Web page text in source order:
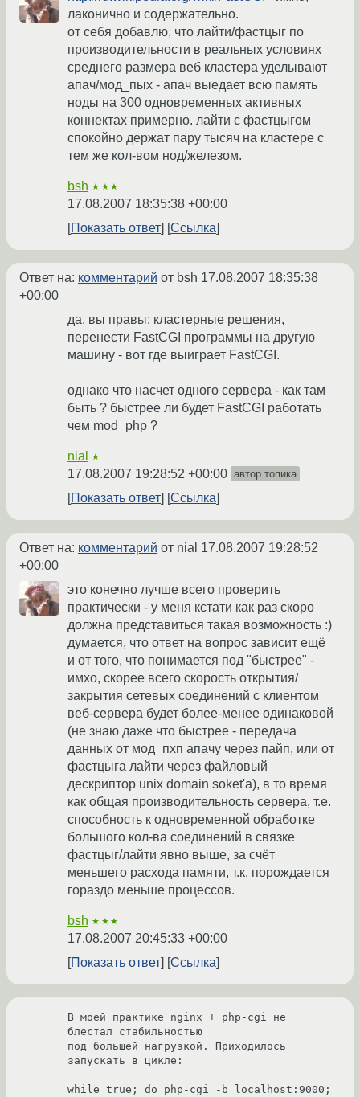
лаконично и содержательно.
от себя добавлю, что лайти/фастцыг по
производительности в реальных условиях
среднего размера веб кластера уделывают
апач/мод_пых - апач выедает всю память
ноды на 300 одновременных активных
коннектах примерно. лайти с фастцыгом
спокойно держат пару тысяч на кластере с
тем же кол-вом нод/железом.
bsh ★★★
17.08.2007 18:35:38 +00:00
Показать ответ
Ссылка
Ответ на: комментарий от bsh 17.08.2007 18:35:38
+00:00
да, вы правы: кластерные решения,
перенести FastCGI программы на другую
машину - вот где выиграет FastCGI.
однако что насчет одного сервера - как там
быть ? быстрее ли будет FastCGI работать
чем mod_php ?
nial ★
17.08.2007 19:28:52 +00:00 автор топика
Показать ответ Ссылка
Ответ на: комментарий от nial 17.08.2007 19:28:52
+00:00
это конечно лучше всего проверить
практически - у меня кстати как раз скоро
должна представиться такая возможность :)
думается, что ответ на вопрос зависит ещё
и от того, что понимается под "быстрее" -
имхо, скорее всего скорость открытия/
закрытия сетевых соединений с клиентом
веб-сервера будет более-менее одинаковой
(не знаю даже что быстрее - передача
данных от мод_пхп апачу через пайп, или от
фастцыга лайти через файловый
дескриптор unix domain soket'a), в то время
как общая производительность сервера, т.е.
способность к одновременной обработке
большого кол-ва соединений в связке
фастцыг/лайти явно выше, за счёт
меньшего расхода памяти, т.к. порождается
гораздо меньше процессов.
bsh ★★★
17.08.2007 20:45:33 +00:00
Показать ответ
Ссылка
В моей практике nginx + php-cgi не
блестал стабильностью
под большей нагрузкой. Приходилось
запускать в цикле:
while true; do php-cgi -b localhost:9000;